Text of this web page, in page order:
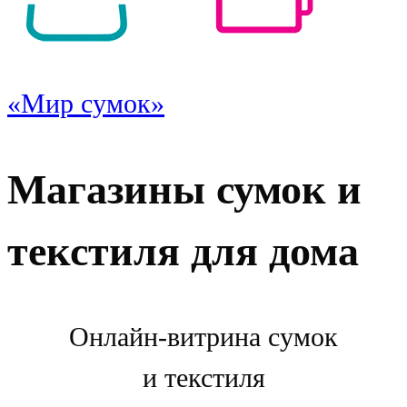
«Мир сумок»
Магазины сумок и
текстиля для дома
Онлайн-витрина сумок
и текстиля